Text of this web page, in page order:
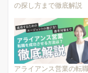
の探し方まで徹底解説
アライアンス営業の転職